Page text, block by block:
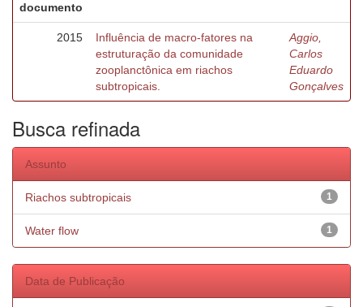
documento
2015
Influência de macro-fatores na
estruturação da comunidade
zooplanctônica em riachos
subtropicais.
Aggio,
Carlos
Eduardo
Gonçalves
Busca refinada
Assunto
1
Riachos subtropicais
1
Water flow
Data de Publicação